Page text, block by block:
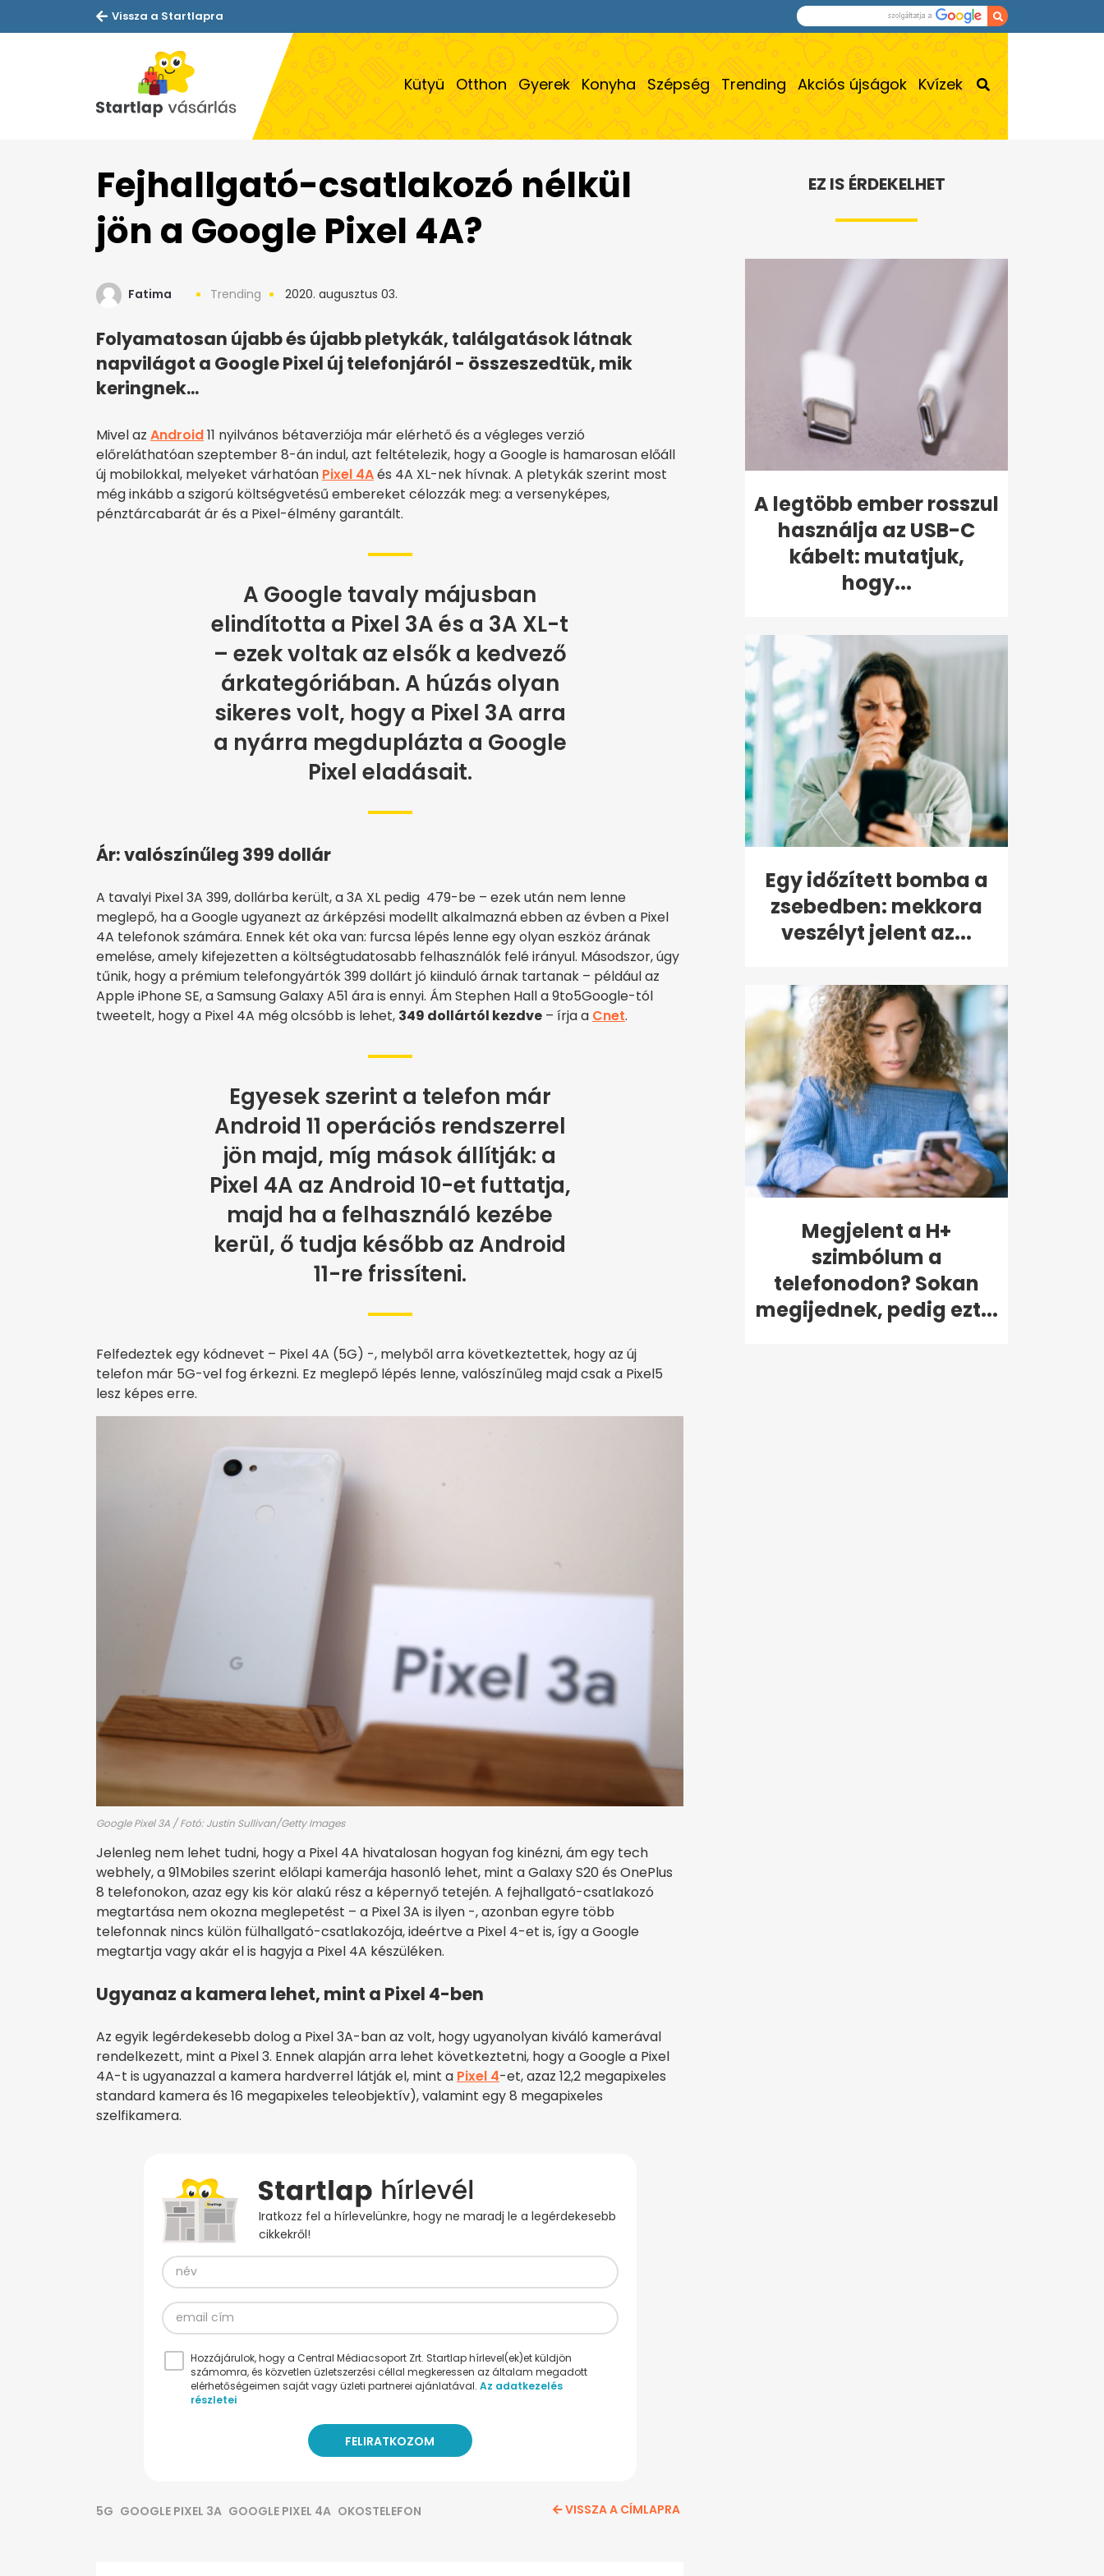
Vissza a Startlapra
Kütyü Otthon Gyerek Konyha Szépség Trending Akciós újságok Kvízek
Fejhallgató-csatlakozó nélkül
jön a Google Pixel 4A?
Fatima Trending 2020. augusztus 03.
Folyamatosan újabb és újabb pletykák, találgatások látnak
napvilágot a Google Pixel új telefonjáról - összeszedtük, mik
keringnek...
Mivel az Android11 nyilvános bétaverziója már elérhető és a végleges verzió
előreláthatóan szeptember 8-án indul, azt feltételezik, hogy a Google is hamarosan előáll
új mobilokkal, melyeket várhatóan Pixel 4Aés 4A XL-nek hívnak. A pletykák szerint most
még inkább a szigorú költségvetésű embereket célozzák meg: a versenyképes,
pénztárcabarát ár és a Pixel-élmény garantált.
A Google tavaly májusban
elindította a Pixel 3A és a 3A XL-t
– ezek voltak az elsők a kedvező
árkategóriában. A húzás olyan
sikeres volt, hogy a Pixel 3A arra
a nyárra megduplázta a Google
Pixel eladásait.
Ár: valószínűleg 399 dollár
A tavalyi Pixel 3A 399, dollárba került, a 3A XL pedig 479-be – ezek után nem lenne
meglepő, ha a Google ugyanezt az árképzési modellt alkalmazná ebben az évben a Pixel
4A telefonok számára. Ennek két oka van: furcsa lépés lenne egy olyan eszköz árának
emelése, amely kifejezetten a költségtudatosabb felhasználók felé irányul. Másodszor, úgy
tűnik, hogy a prémium telefongyártók 399 dollárt jó kiinduló árnak tartanak – például az
Apple iPhone SE, a Samsung Galaxy A51 ára is ennyi. Ám Stephen Hall a 9to5Google-tól
tweetelt, hogy a Pixel 4A még olcsóbb is lehet, 349 dollártól kezdve – írja a Cnet.
Egyesek szerint a telefon már
Android 11 operációs rendszerrel
jön majd, míg mások állítják: a
Pixel 4A az Android 10-et futtatja,
majd ha a felhasználó kezébe
kerül, ő tudja később az Android
11-re frissíteni.
Felfedeztek egy kódnevet – Pixel 4A (5G) -, melyből arra következtettek, hogy az új
telefon már 5G-vel fog érkezni. Ez meglepő lépés lenne, valószínűleg majd csak a Pixel5
lesz képes erre.
Google Pixel 3A / Fotó: Justin Sullivan/Getty Images
Jelenleg nem lehet tudni, hogy a Pixel 4A hivatalosan hogyan fog kinézni, ám egy tech
webhely, a 91Mobiles szerint előlapi kamerája hasonló lehet, mint a Galaxy S20 és OnePlus
8 telefonokon, azaz egy kis kör alakú rész a képernyő tetején. A fejhallgató-csatlakozó
megtartása nem okozna meglepetést – a Pixel 3A is ilyen -, azonban egyre több
telefonnak nincs külön fülhallgató-csatlakozója, ideértve a Pixel 4-et is, így a Google
megtartja vagy akár el is hagyja a Pixel 4A készüléken.
Ugyanaz a kamera lehet, mint a Pixel 4-ben
Az egyik legérdekesebb dolog a Pixel 3A-ban az volt, hogy ugyanolyan kiváló kamerával
rendelkezett, mint a Pixel 3. Ennek alapján arra lehet következtetni, hogy a Google a Pixel
4A-t is ugyanazzal a kamera hardverrel látják el, mint a Pixel 4-et, azaz 12,2 megapixeles
standard kamera és 16 megapixeles teleobjektív), valamint egy 8 megapixeles
szelfikamera.
Iratkozz fel a hírlevelünkre, hogy ne maradj le a legérdekesebb
cikkekről!
Hozzájárulok, hogy a Central Médiacsoport Zrt. Startlap hírlevel(ek)et küldjön
számomra, és közvetlen üzletszerzési céllal megkeressen az általam megadott
elérhetőségeimen saját vagy üzleti partnerei ajánlatával. Az adatkezelés
részletei
5G GOOGLE PIXEL 3A GOOGLE PIXEL 4A OKOSTELEFON VISSZA A CÍMLAPRA
EZ IS ÉRDEKELHET
A legtöbb ember rosszul
használja az USB-C
kábelt: mutatjuk,
hogy...
Egy időzített bomba a
zsebedben: mekkora
veszélyt jelent az...
Megjelent a H+
szimbólum a
telefonodon? Sokan
megijednek, pedig ezt...